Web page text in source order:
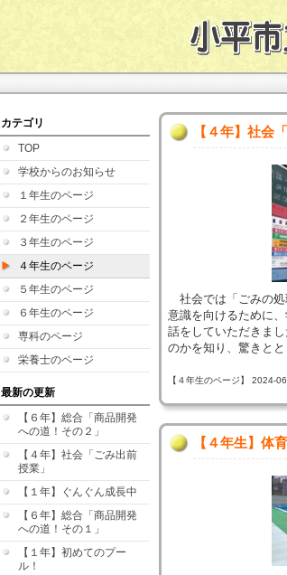
カテゴリ
TOP
学校からのお知らせ
１年生のページ
２年生のページ
３年生のページ
４年生のページ
５年生のページ
６年生のページ
専科のページ
栄養士のページ
最新の更新
【６年】総合「商品開発
への道！その２」
【４年】社会「ごみ出前
授業」
【１年】ぐんぐん成長中
【６年】総合「商品開発
への道！その１」
【１年】初めてのプー
ル！
【４年】社会
社会では「ごみの処
意識を向けるために
話をしていただきま
のかを知り、驚きと
【４年生のページ】 2024-
【４年生】体